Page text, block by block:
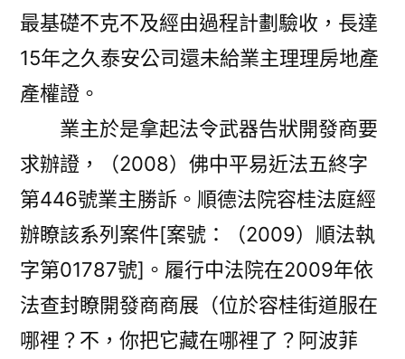
最基礎不克不及經由過程計劃驗收，長達
15年之久泰安公司還未給業主理理房地產
產權證。
業主於是拿起法令武器告狀開發商要
求辦證，（2008）佛中平易近法五終字
第446號業主勝訴。順德法院容桂法庭經
辦瞭該系列案件[案號：（2009）順法執
字第01787號]。履行中法院在2009年依
法查封瞭開發商商展（位於容桂街道服在
哪裡？不，你把它藏在哪裡了？阿波菲